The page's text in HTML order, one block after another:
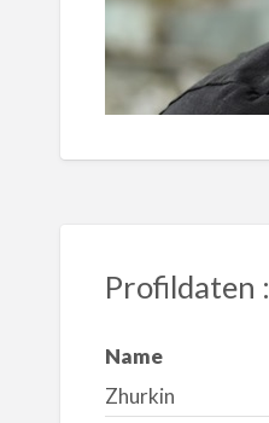
Profildaten :
Name
Zhurkin